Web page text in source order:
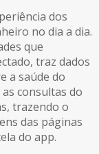
dos
no dia a dia.
que
traz dados
a saúde do
consultas do
trazendo o
das páginas
do app.